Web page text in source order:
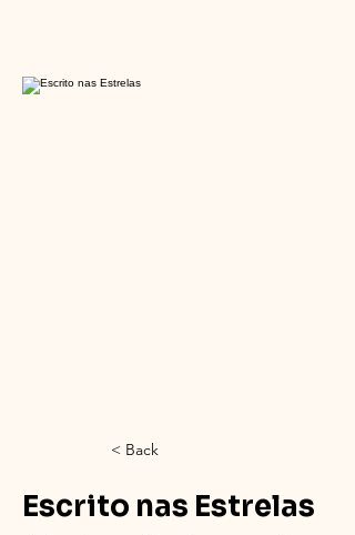
< Back
Escrito nas Estrelas